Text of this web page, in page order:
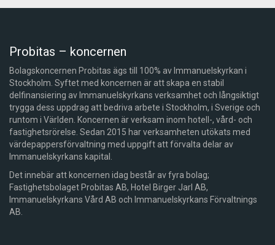
Probitas – koncernen
Bolagskoncernen Probitas ägs till 100% av Immanuelskyrkan i
Stockholm. Syftet med koncernen är att skapa en stabil
delfinansiering av Immanuelskyrkans verksamhet och långsiktigt
trygga dess uppdrag att bedriva arbete i Stockholm, i Sverige och
runtom i Världen. Koncernen är verksam inom hotell-, vård- och
fastighetsrörelse. Sedan 2015 har verksamheten utökats med
värdepappersförvaltning med uppgift att förvalta delar av
Immanuelskyrkans kapital.
Det innebär att koncernen idag består av fyra bolag;
Fastighetsbolaget Probitas AB, Hotel Birger Jarl AB,
Immanuelskyrkans Vård AB och Immanuelskyrkans Förvaltnings
AB.